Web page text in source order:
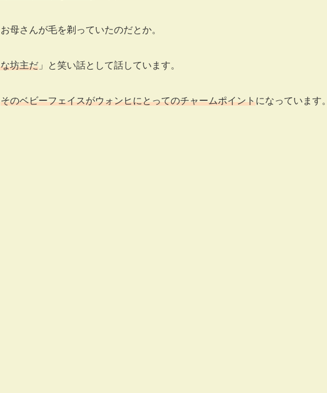
母さんが毛を剃っていたのだとか。
坊主だ 」と笑い話として話しています。
そのベビーフェイスがウォンヒにとってのチャームポイントになっています。